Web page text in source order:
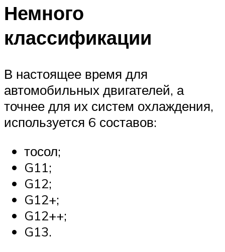
Немного
классификации
В настоящее время для
автомобильных двигателей, а
точнее для их систем охлаждения,
используется 6 составов:
тосол;
G11;
G12;
G12+;
G12++;
G13.